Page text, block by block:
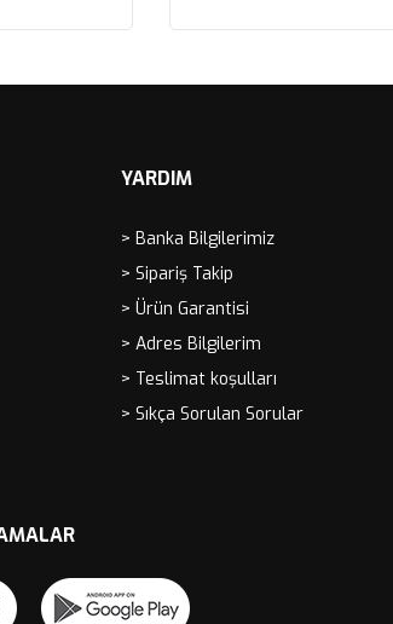
YARDIM
> Banka Bilgilerimiz
> Sipariş Takip
> Ürün Garantisi
> Adres Bilgilerim
> Teslimat koşulları
> Sıkça Sorulan Sorular